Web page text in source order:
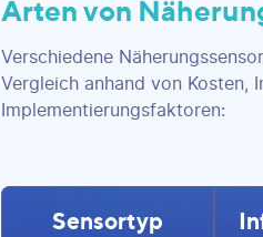
Arten von
Verschiedene
Vergleich anhand von Kosten,
Implementierungsfaktoren:
Sensortyp